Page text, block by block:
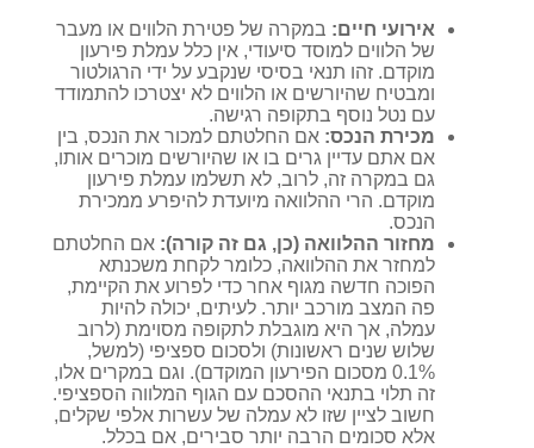
אירועי חיים: במקרה של פטירת הלווים או מעבר
של הלווים למוסד סיעודי, אין כלל עמלת פירעון
מוקדם. זהו תנאי בסיסי שנקבע על ידי הרגולטור
ומבטיח שהיורשים או הלווים לא יצטרכו להתמודד
עם נטל נוסף בתקופה רגישה.
מכירת הנכס: אם החלטתם למכור את הנכס, בין
אם אתם עדיין גרים בו או שהיורשים מוכרים אותו,
גם במקרה זה, לרוב, לא תשלמו עמלת פירעון
מוקדם. הרי ההלוואה מיועדת להיפרע ממכירת
הנכס.
מחזור ההלוואה (כן, גם זה קורה): אם החלטתם
למחזר את ההלוואה, כלומר לקחת משכנתא
הפוכה חדשה מגוף אחר כדי לפרוע את הקיימת,
פה המצב מורכב יותר. לעיתים, יכולה להיות
עמלה, אך היא מוגבלת לתקופה מסוימת (לרוב
שלוש שנים ראשונות) ולסכום ספציפי (למשל,
0.1% מסכום הפירעון המוקדם). וגם במקרים אלו,
זה תלוי בתנאי ההסכם עם הגוף המלווה הספציפי.
חשוב לציין שזו לא עמלה של עשרות אלפי שקלים,
אלא סכומים הרבה יותר סבירים, אם בכלל.